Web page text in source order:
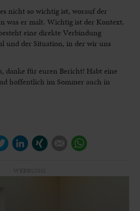
nicht so wichtig ist, worauf der
was er malt. Wichtig ist der Kontext.
eine direkte Verbindung
und der Situation, in der wir uns
danke für euren Bericht! Habt eine
hoffentlich im Sommer auch in
TwitterLinkedIn E-mail